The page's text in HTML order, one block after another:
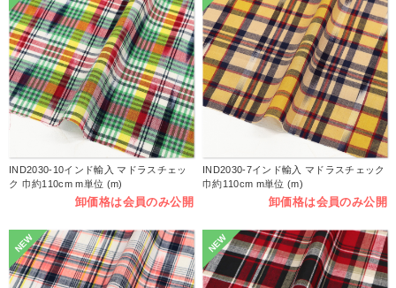
IND2030-10インド輸入 マドラスチェッ
ク 巾約110cm m単位 (m)
卸価格は会員のみ公開
IND2030-7インド輸入 マドラスチェック
巾約110cm m単位 (m)
卸価格は会員のみ公開
NEW NEW